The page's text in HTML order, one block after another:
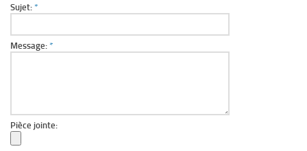
Sujet: *
Message: *
Pièce jointe: